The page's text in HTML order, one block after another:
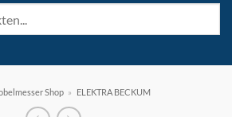
Shop » ELEKTRA BECKUM